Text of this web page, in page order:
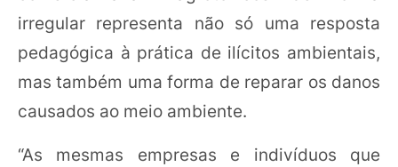
irregular representa não só uma resposta
pedagógica à prática de ilícitos ambientais,
mas também uma forma de reparar os danos
causados ao meio ambiente.
“As mesmas empresas e indivíduos que